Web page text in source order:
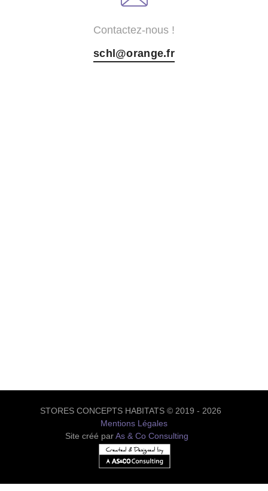
Contactez-nous !
schl@orange.fr
STORES CONCEPTS HABITATS © 2019 - 2026
Mentions Légales
Site créé parAs & Co Consulting